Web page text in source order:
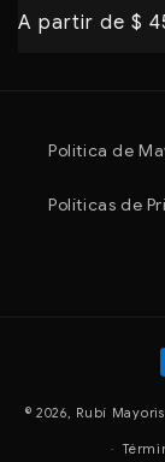
Precio
A partir de $
Politica de
Políticas de
© 2026, Rubí